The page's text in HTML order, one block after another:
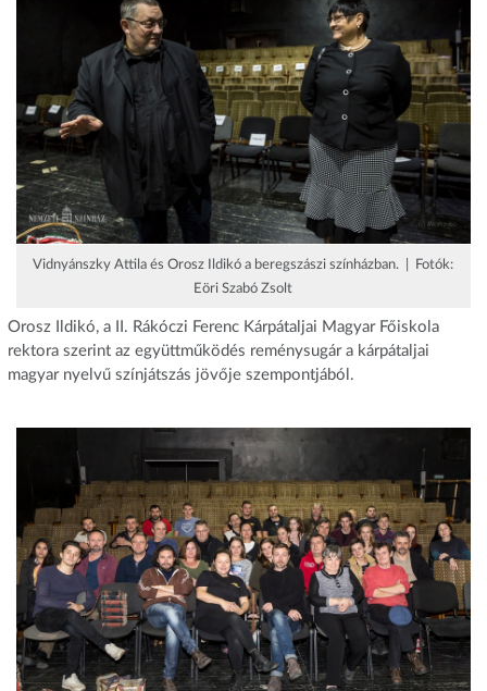
Vidnyánszky Attila és Orosz Ildikó a beregszászi színházban. | Fotók:
Eöri Szabó Zsolt
Orosz Ildikó, a II. Rákóczi Ferenc Kárpátaljai Magyar Főiskola
rektora szerint az együttműködés reménysugár a kárpátaljai
magyar nyelvű színjátszás jövője szempontjából.